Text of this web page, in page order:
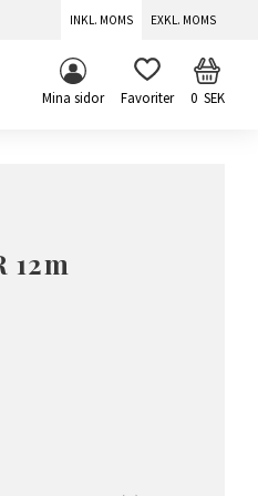
INKL. MOMS EXKL. MOMS
Mina sidor FAVORITER 0SEK
12m